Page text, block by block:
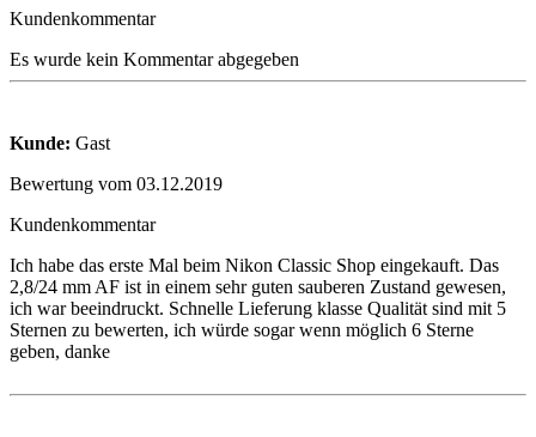
Kundenkommentar
Es wurde kein Kommentar abgegeben
Kunde: Gast
Bewertung vom 03.12.2019
Kundenkommentar
Ich habe das erste Mal beim Nikon Classic Shop eingekauft. Das
2,8/24 mm AF ist in einem sehr guten sauberen Zustand gewesen,
ich war beeindruckt. Schnelle Lieferung klasse Qualität sind mit 5
Sternen zu bewerten, ich würde sogar wenn möglich 6 Sterne
geben, danke